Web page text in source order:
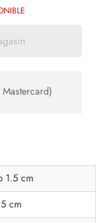
1.5 cm
cm